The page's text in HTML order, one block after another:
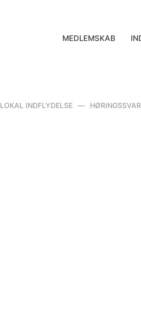
MEDLEMSKAB
LOKAL INDFLYDELSE HØRINGSSVAR